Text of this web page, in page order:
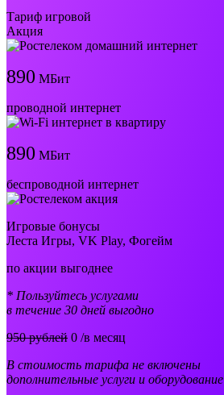
Тариф игровой
Акция
890 МБит
проводной интернет
890 МБит
беспроводной интернет
Игровые бонусы
Леста Игры, VK Play, Фогейм
по акции выгоднее
* Пользуйтесь услугами
в течение 30 дней выгодно
950 рублей 0 /в месяц
В стоимость тарифа не включены
дополнительные услуги и оборудование